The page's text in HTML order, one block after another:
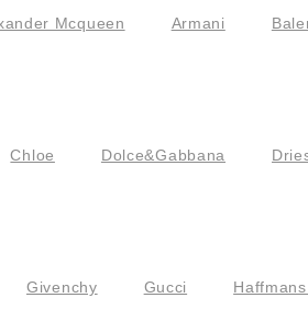
Mcqueen Armani
Chloe Dolce&Gabbana
Givenchy Gucci